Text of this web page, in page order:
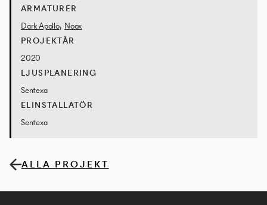
ARMATURER
Dark Apollo, Noox
PROJEKTÅR
2020
LJUSPLANERING
Sentexa
ELINSTALLATÖR
Sentexa
ALLA PROJEKT